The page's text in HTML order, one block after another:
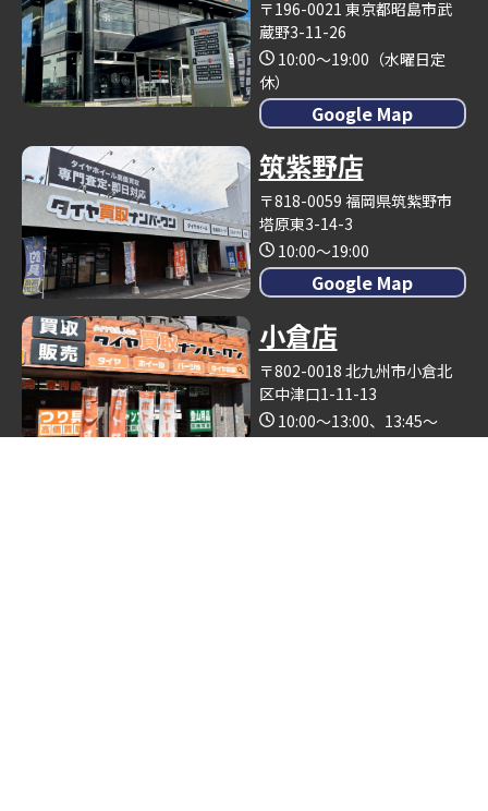
〒196-0021 東京都昭島市武
蔵野3-11-26
10:00～19:00（水曜日定
休）
Google Map
筑紫野店
〒818-0059 福岡県筑紫野市
塔原東3-14-3
10:00～19:00
Google Map
小倉店
〒802-0018 北九州市小倉北
区中津口1-11-13
10:00～13:00、13:45～
19:00（木曜日定休）